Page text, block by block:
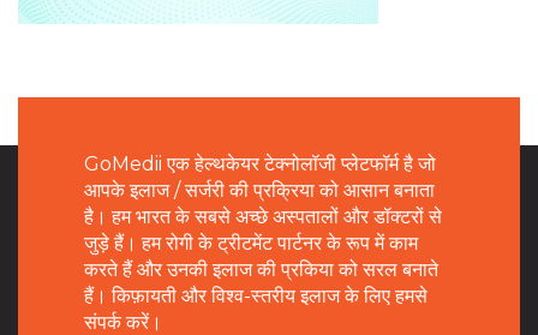
GoMedii एक हेल्थकेयर टेक्नोलॉजी प्लेटफॉर्म है जो
आपके इलाज / सर्जरी की प्रक्रिया को आसान बनाता
है। हम भारत के सबसे अच्छे अस्पतालों और डॉक्टरों से
जुड़े हैं। हम रोगी के ट्रीटमेंट पार्टनर के रूप में काम
करते हैं और उनकी इलाज की प्रकिया को सरल बनाते
हैं। किफ़ायती और विश्व-स्तरीय इलाज के लिए हमसे
संपर्क करें।